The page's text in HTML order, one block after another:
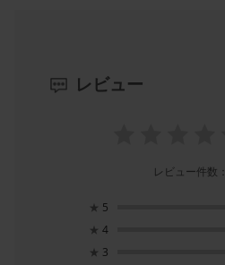
レビュー
レビュー件数：
★ 5
★ 4
★ 3